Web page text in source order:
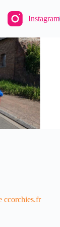
Instagram
ccorchies.fr